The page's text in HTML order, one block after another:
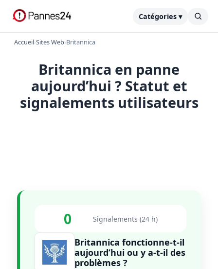
Catégories ▾
Accueil›Sites Web›Britannica
Britannica en panne
aujourd’hui ? Statut et
signalements utilisateurs
0 Signalements (24 h)
Britannica fonctionne-t-il
aujourd’hui ou y a-t-il des
problèmes ?